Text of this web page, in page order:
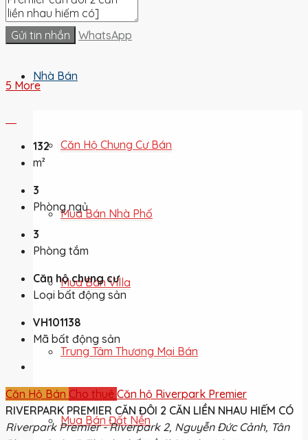
Cho Thuê
Nhà Bán
Căn Hộ Chung Cư Bán
Mua Bán Nhà Phố
Mua Bán Villa
Trung Tâm Thương Mại Bán
Mua Bán Đất Nền
Gửi tin nhắn WhatsApp
5 More
132
m²
3
Phòng ngủ
3
Phòng tắm
Căn hộ chung cư
Loại bất động sản
VH101138
Mã bất động sản
Căn Hộ Bán Cho thuê Căn hộ Riverpark Premier
RIVERPARK PREMIER CĂN ĐÔI 2 CĂN LIỀN NHAU HIẾM CÓ
Riverpark Premier - Riverpark 2, Nguyễn Đức Cảnh, Tân